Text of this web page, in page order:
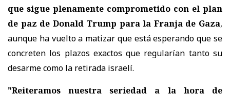
que sigue plenamente comprometido con el plan
de paz de Donald Trump para la Franja de Gaza,
aunque ha vuelto a matizar que está esperando que se
concreten los plazos exactos que regularían tanto su
desarme como la retirada israelí.
"Reiteramos nuestra seriedad a la hora de